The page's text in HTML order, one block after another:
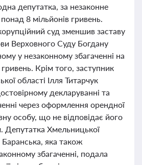
депутатка, за незаконне
8 мільйонів гривень.
суд зменшив заставу
Верховного Суду Богдану
у незаконному збагаченні на
Крім того, заступник
області Ілля Титарчук
декларуванні та
через оформлення орендної
особу, що не відповідає його
Депутатка Хмельницької
Баранська, яка також
збагаченні, подала